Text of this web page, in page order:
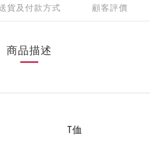
貨及付款方式 顧客評價
商品描述
T侐